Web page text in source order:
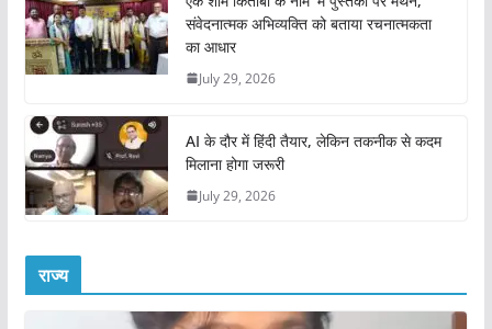
संवेदनात्मक अभिव्यक्ति को बताया रचनात्मकता
का आधार
July 29, 2026
AI के दौर में हिंदी तैयार, लेकिन तकनीक से कदम
मिलाना होगा जरूरी
July 29, 2026
राज्य